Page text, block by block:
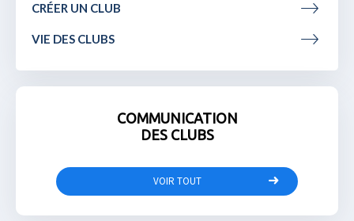
CRÉER UN CLUB
VIE DES CLUBS
COMMUNICATION
DES CLUBS
VOIR TOUT